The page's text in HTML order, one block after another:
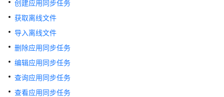
品
介
绍
计
费
说
明
创建应用同步任务
获取离线文件
导入离线文件
删除应用同步任务
编辑应用同步任务
查询应用同步任务
查看应用同步任务